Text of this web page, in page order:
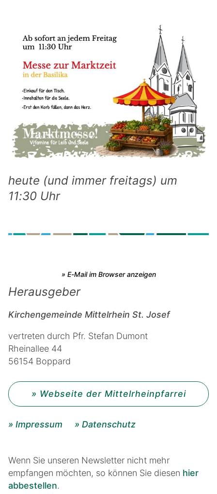
heute (und immer freitags) um
11:30 Uhr
» E-Mail im Browser anzeigen
Herausgeber
Kirchengemeinde Mittelrhein St. Josef
vertreten durch Pfr. Stefan Dumont
Rheinallee 44
56154 Boppard
» Webseite der Mittelrheinpfarrei
» Impressum » Datenschutz
Wenn Sie unseren Newsletter nicht mehr
empfangen möchten, so können Sie diesen hier
abbestellen.